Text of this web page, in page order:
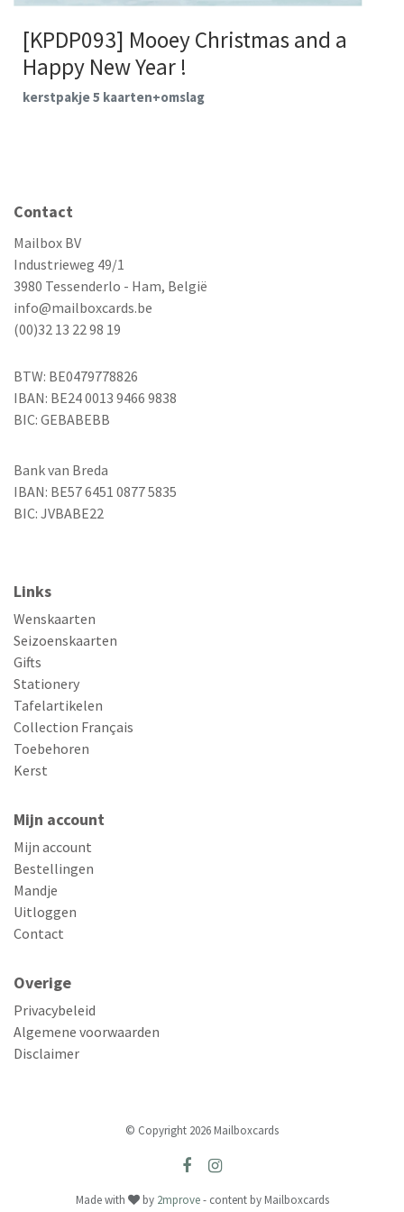
[KPDP093] Mooey Christmas and a
Happy New Year !
kerstpakje 5 kaarten+omslag
Contact
Mailbox BV
Industrieweg 49/1
3980 Tessenderlo - Ham, België
info@mailboxcards.be
(00)32 13 22 98 19
BTW: BE0479778826
IBAN: BE24 0013 9466 9838
BIC: GEBABEBB
Bank van Breda
IBAN: BE57 6451 0877 5835
BIC: JVBABE22
Links
Wenskaarten
Seizoenskaarten
Gifts
Stationery
Tafelartikelen
Collection Français
Toebehoren
Kerst
Mijn account
Mijn account
Bestellingen
Mandje
Uitloggen
Contact
Overige
Privacybeleid
Algemene voorwaarden
Disclaimer
© Copyright 2026 Mailboxcards
Made with by 2mprove- content by Mailboxcards